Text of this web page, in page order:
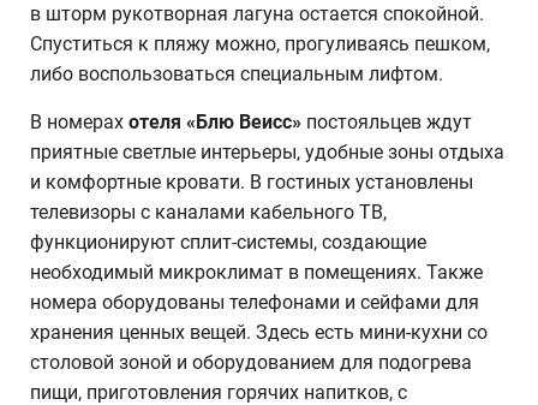
в шторм рукотворная лагуна остается спокойной.
Спуститься к пляжу можно, прогуливаясь пешком,
либо воспользоваться специальным лифтом.
В номерах отеля «Блю Веисс» постояльцев ждут
приятные светлые интерьеры, удобные зоны отдыха
и комфортные кровати. В гостиных установлены
телевизоры с каналами кабельного ТВ,
функционируют сплит-системы, создающие
необходимый микроклимат в помещениях. Также
номера оборудованы телефонами и сейфами для
хранения ценных вещей. Здесь есть мини-кухни со
столовой зоной и оборудованием для подогрева
пищи, приготовления горячих напитков, с